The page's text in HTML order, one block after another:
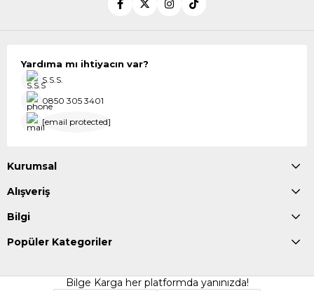
Yardıma mı ihtiyacın var?
S.S.S.
0850 305 3401
[email protected]
Kurumsal
Alışveriş
Bilgi
Popüler Kategoriler
Bilge Karga her platformda yanınızda!